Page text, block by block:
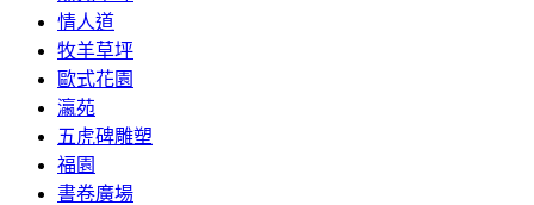
情人道
牧羊草坪
歐式花園
瀛苑
五虎碑雕塑
福園
書卷廣場